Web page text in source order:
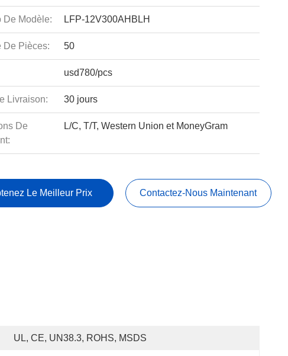
De Modèle: LFP-12V300AHBLH
De Pièces: 50
usd780/pcs
Livraison: 30 jours
De
L/C, T/T, Western Union et MoneyGram
Le Meilleur Prix Contactez-Nous Maintenant
UL, CE, UN38.3, ROHS, MSDS